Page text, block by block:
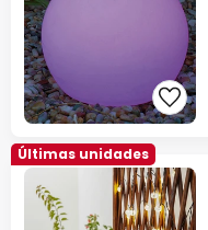
Últimas unidades